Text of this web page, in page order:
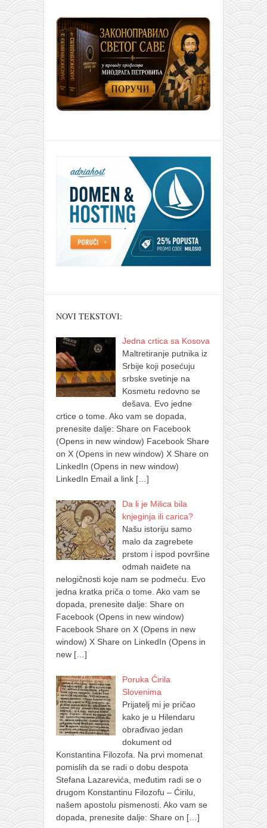
NOVI TEKSTOVI:
Jedna crtica sa Kosova
Maltretiranje putnika iz
Srbije koji posećuju
srbske svetinje na
Kosmetu redovno se
dešava. Evo jedne
crtice o tome. Ako vam se dopada,
prenesite dalje: Share on Facebook
(Opens in new window) Facebook Share
on X (Opens in new window) X Share on
LinkedIn (Opens in new window)
LinkedIn Email a link […]
Da li je Milica bila
knjeginja ili carica?
Našu istoriju samo
malo da zagrebete
prstom i ispod površine
odmah naiđete na
nelogičnosti koje nam se podmeću. Evo
jedna kratka priča o tome. Ako vam se
dopada, prenesite dalje: Share on
Facebook (Opens in new window)
Facebook Share on X (Opens in new
window) X Share on LinkedIn (Opens in
new […]
Poruka Ćirila
Slovenima
Prijatelj mi je pričao
kako je u Hilendaru
obrađivao jedan
dokument od
Konstantina Filozofa. Na prvi momenat
pomislih da se radi o dobu despota
Stefana Lazarevića, međutim radi se o
drugom Konstantinu Filozofu – Ćirilu,
našem apostolu pismenosti. Ako vam se
dopada, prenesite dalje: Share on […]